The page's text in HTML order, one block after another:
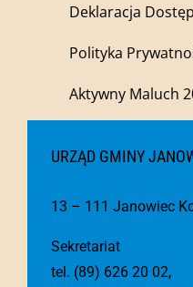
Deklaracja
Polityka
Aktywny Maluch
URZĄD GMINY
13 – 111 Janowiec
Sekretariat
tel. (89) 626 20 02,